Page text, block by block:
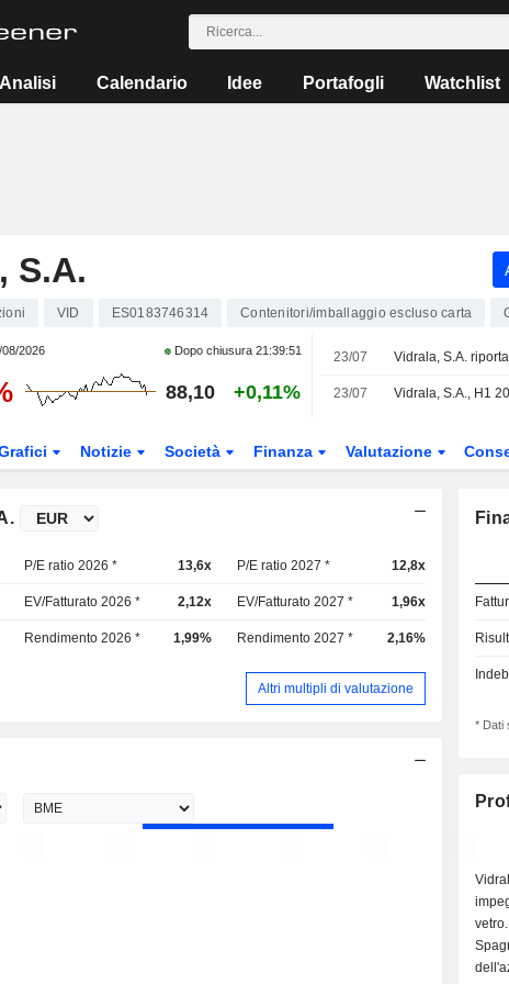
Analisi Calendario Idee Portafogli Watchlist
S.A.
VID ES0183746314 Contenitori/imballaggio escluso carta
2026 Dopo chiusura 21:39:51
88,10 +0,11%
23/07
23/07 Vidrala, S.A., H1
Notizie Società Finanza Valutazione
P/E ratio 2026 * 13,6x P/E ratio 2027 * 12,8x
EV/Fatturato 2026 * 2,12x EV/Fatturato 2027 * 1,96x
Rendimento 2026 * 1,99% Rendimento 2027 * 2,16%
Altri multipli di valutazione
* Dati